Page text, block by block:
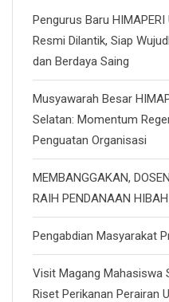
Pengurus Baru
Resmi Dilantik, Siap
dan Berdaya Saing
Musyawarah Besar
Selatan: Momentum
Penguatan Organisasi
MEMBANGGAKAN,
RAIH PENDANAAN
Pengabdian Masyarakat
Visit Magang Mahasiswa
Riset Perikanan Perairan